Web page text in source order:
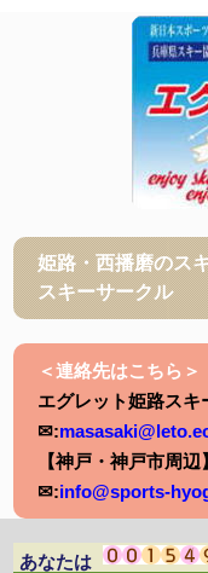
姫路・西播磨のス
スキーサークル
＜連絡先はこちら＞
エグレット姫路ス
✉:
【神戸・神戸市周
✉:info@sports-
あなたは 番